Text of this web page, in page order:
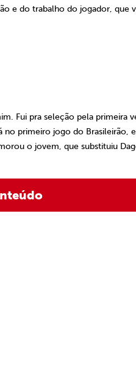
e do trabalho do jogador,
Fui pra seleção pela primeira
no primeiro jogo do
o jovem, que substituiu